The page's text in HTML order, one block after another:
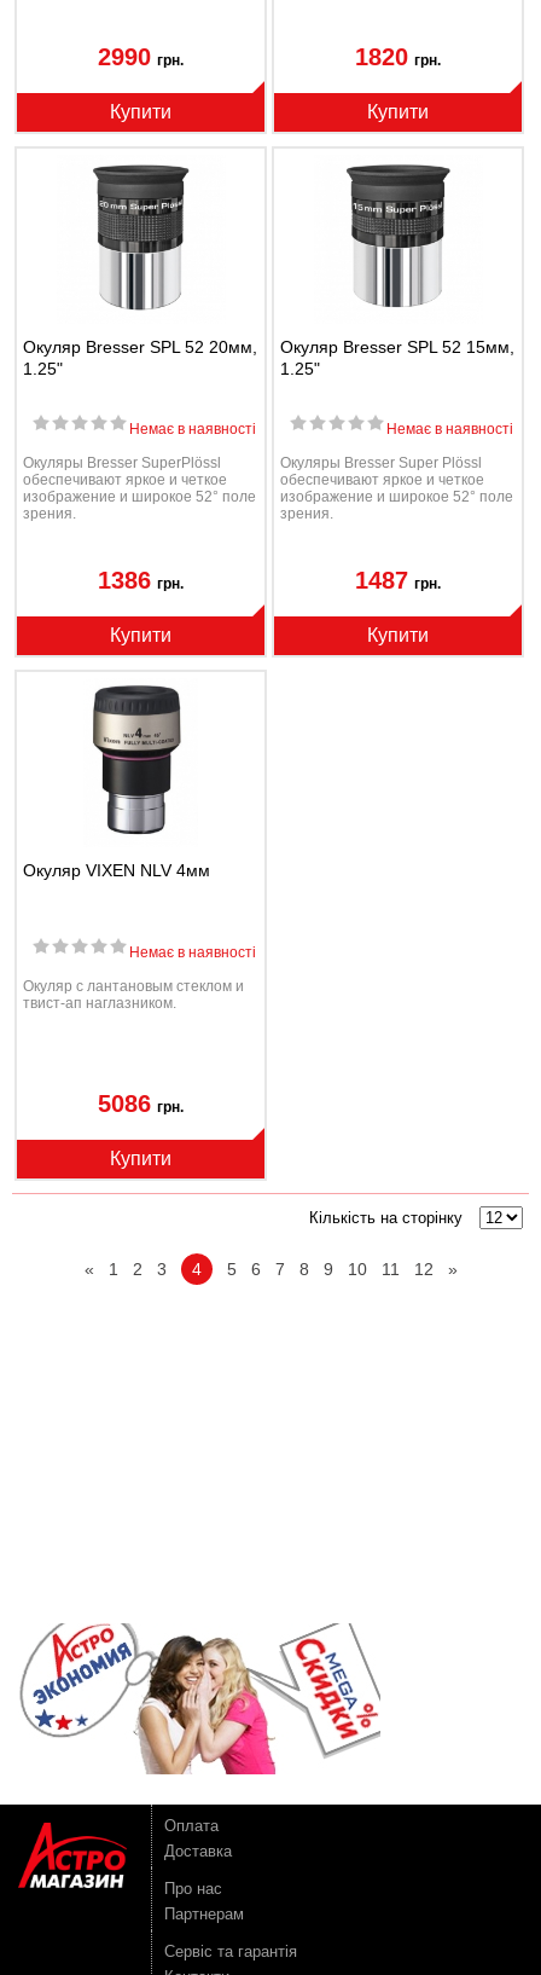
2990 грн.
Купити
1820 грн.
Купити
Окуляр Bresser SPL 52 20мм,
1.25"
Немає в наявності
Окуляры Bresser SuperPlössl
обеспечивают яркое и четкое
изображение и широкое 52° поле
зрения.
1386 грн.
Купити
Окуляр Bresser SPL 52 15мм,
1.25"
Немає в наявності
Окуляры Bresser Super Plössl
обеспечивают яркое и четкое
изображение и широкое 52° поле
зрения.
1487 грн.
Купити
Окуляр VIXEN NLV 4мм
Немає в наявності
Окуляр с лантановым стеклом и
твист-ап наглазником.
5086 грн.
Купити
Кількість на сторінку
« 1 2 3 4 5 6 7 8 9 10 11 12 »
Оплата
Доставка
Про нас
Партнерам
Сервіс та гарантія